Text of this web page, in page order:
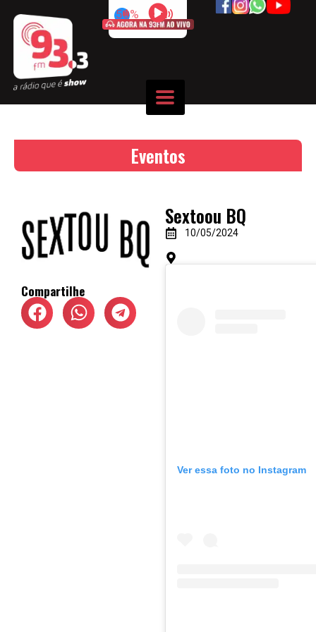
50%
Eventos
Compartilhe
Sextoou BQ
10/05/2024
Ver essa foto no Instagram